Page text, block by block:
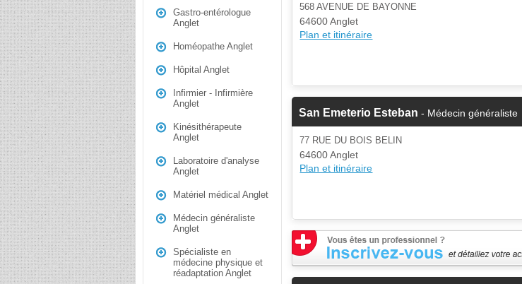
Gastro-entérologue
Anglet
Homéopathe Anglet
Hôpital Anglet
Infirmier - Infirmière
Anglet
Kinésithérapeute
Anglet
Laboratoire d'analyse
Anglet
Matériel médical Anglet
Médecin généraliste
Anglet
Spécialiste en
médecine physique et
réadaptation Anglet
568 AVENUE DE BAYONNE
64600 Anglet
Plan et itinéraire
San Emeterio Esteban - Médecin généraliste
77 RUE DU BOIS BELIN
64600 Anglet
Plan et itinéraire